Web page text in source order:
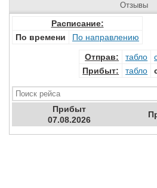
Расписание:
По времени
По направлению
Отправ: табло
Прибыт: табло
Прибыт
07.08.2026
Отзывы